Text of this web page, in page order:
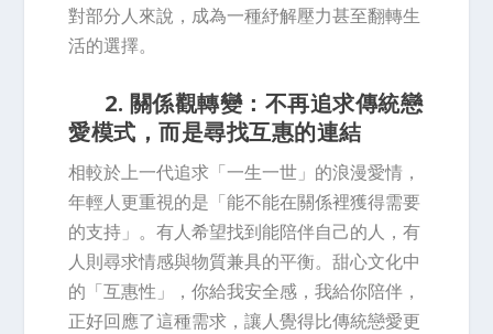
對部分人來說，成為一種紓解壓力甚至翻轉生
活的選擇。
2. 關係觀轉變：不再追求傳統戀
愛模式，而是尋找互惠的連結
相較於上一代追求「一生一世」的浪漫愛情，
年輕人更重視的是「能不能在關係裡獲得需要
的支持」。有人希望找到能陪伴自己的人，有
人則尋求情感與物質兼具的平衡。甜心文化中
的「互惠性」，你給我安全感，我給你陪伴，
正好回應了這種需求，讓人覺得比傳統戀愛更